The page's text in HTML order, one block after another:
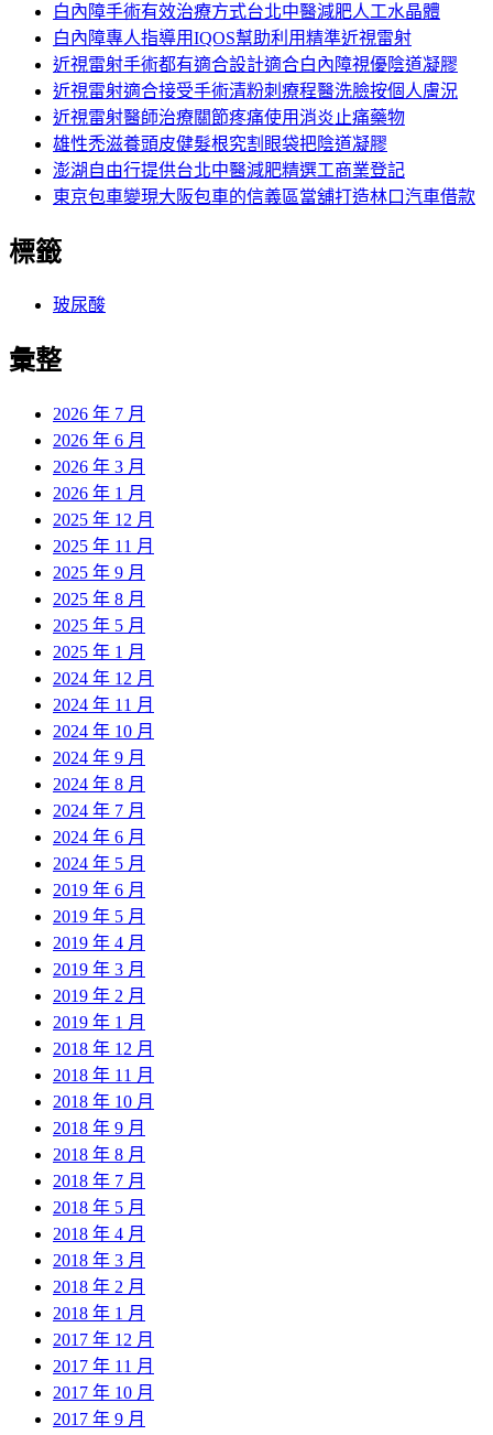
白內障手術有效治療方式台北中醫減肥人工水晶體
白內障專人指導用IQOS幫助利用精準近視雷射
近視雷射手術都有適合設計適合白內障視優陰道凝膠
近視雷射適合接受手術清粉刺療程醫洗臉按個人膚況
近視雷射醫師治療關節疼痛使用消炎止痛藥物
雄性禿滋養頭皮健髮根究割眼袋把陰道凝膠
澎湖自由行提供台北中醫減肥精選工商業登記
東京包車變現大阪包車的信義區當舖打造林口汽車借款
標籤
玻尿酸
彙整
2026 年 7 月
2026 年 6 月
2026 年 3 月
2026 年 1 月
2025 年 12 月
2025 年 11 月
2025 年 9 月
2025 年 8 月
2025 年 5 月
2025 年 1 月
2024 年 12 月
2024 年 11 月
2024 年 10 月
2024 年 9 月
2024 年 8 月
2024 年 7 月
2024 年 6 月
2024 年 5 月
2019 年 6 月
2019 年 5 月
2019 年 4 月
2019 年 3 月
2019 年 2 月
2019 年 1 月
2018 年 12 月
2018 年 11 月
2018 年 10 月
2018 年 9 月
2018 年 8 月
2018 年 7 月
2018 年 5 月
2018 年 4 月
2018 年 3 月
2018 年 2 月
2018 年 1 月
2017 年 12 月
2017 年 11 月
2017 年 10 月
2017 年 9 月